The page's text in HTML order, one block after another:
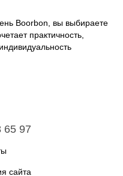
Boorbon, вы выбираете
практичность,
65 97
сайта